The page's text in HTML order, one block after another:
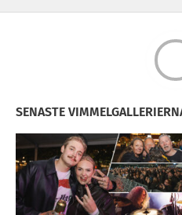
SENASTE